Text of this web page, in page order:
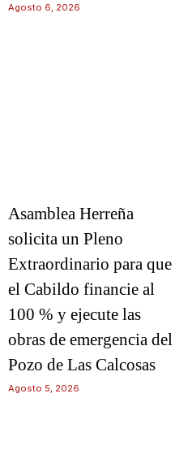
Agosto 6, 2026
Asamblea Herreña
solicita un Pleno
Extraordinario para que
el Cabildo financie al
100 % y ejecute las
obras de emergencia del
Pozo de Las Calcosas
Agosto 5, 2026